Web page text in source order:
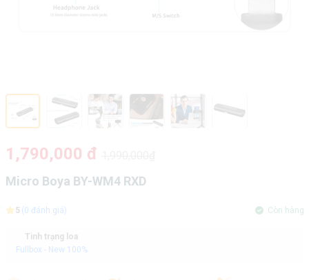
1,790,000 đ
Micro Boya BY-WM4 RXD
5 (0 đánh giá) Còn hàng
Tình trạng loa
Fullbox - New 100%